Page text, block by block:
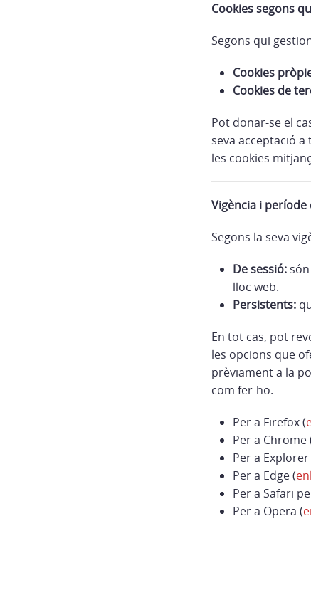
Cookies segons
Segons qui
Cookies
Cookies de
Pot donar-se el
seva acceptació
les cookies
Vigència i
Segons la seva
De sessió:
lloc web.
Persistents:
En tot cas, pot
les opcions que
prèviament a la
com fer-ho.
Per a Firefox (
Per a Chrome
Per a Explorer
Per a Edge (
Per a Safari
Per a Opera (